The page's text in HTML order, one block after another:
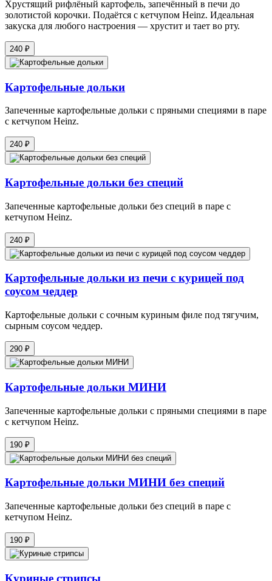
Хрустящий рифлёный картофель, запечённый в печи до
золотистой корочки. Подаётся с кетчупом Heinz. Идеальная
закуска для любого настроения — хрустит и тает во рту.
240 ₽
Картофельные дольки
Запеченные картофельные дольки с пряными специями в паре
с кетчупом Heinz.
240 ₽
Картофельные дольки без специй
Запеченные картофельные дольки без специй в паре с
кетчупом Heinz.
240 ₽
Картофельные дольки из печи с курицей под
соусом чеддер
Картофельные дольки с сочным куриным филе под тягучим,
сырным соусом чеддер.
290 ₽
Картофельные дольки МИНИ
Запеченные картофельные дольки с пряными специями в паре
с кетчупом Heinz.
190 ₽
Картофельные дольки МИНИ без специй
Запеченные картофельные дольки без специй в паре с
кетчупом Heinz.
190 ₽
Куриные стрипсы